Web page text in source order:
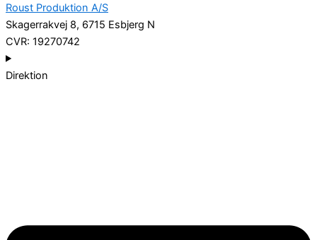
Roust Produktion A/S
Skagerrakvej 8, 6715 Esbjerg N
CVR: 19270742
Direktion